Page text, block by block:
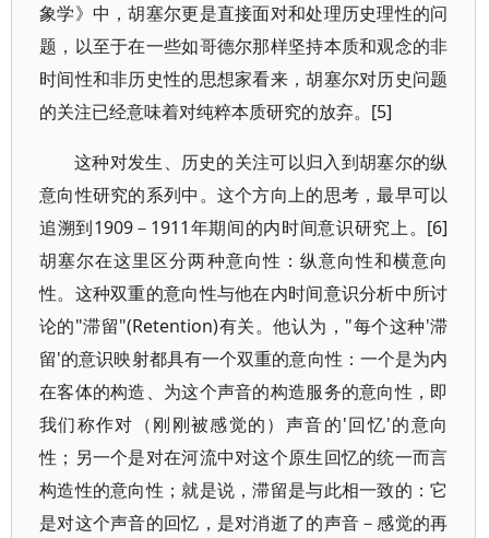
象学》中，胡塞尔更是直接面对和处理历史理性的问
题，以至于在一些如哥德尔那样坚持本质和观念的非
时间性和非历史性的思想家看来，胡塞尔对历史问题
的关注已经意味着对纯粹本质研究的放弃。[5]
这种对发生、历史的关注可以归入到胡塞尔的纵
意向性研究的系列中。这个方向上的思考，最早可以
追溯到1909－1911年期间的内时间意识研究上。[6]
胡塞尔在这里区分两种意向性：纵意向性和横意向
性。这种双重的意向性与他在内时间意识分析中所讨
论的"滞留"(Retention)有关。他认为，"每个这种'滞
留'的意识映射都具有一个双重的意向性：一个是为内
在客体的构造、为这个声音的构造服务的意向性，即
我们称作对（刚刚被感觉的）声音的'回忆'的意向
性；另一个是对在河流中对这个原生回忆的统一而言
构造性的意向性；就是说，滞留是与此相一致的：它
是对这个声音的回忆，是对消逝了的声音－感觉的再